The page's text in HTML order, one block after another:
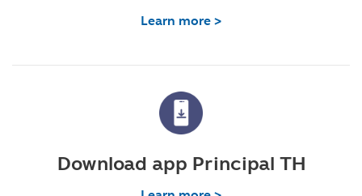
Learn more >
Download app Principal TH